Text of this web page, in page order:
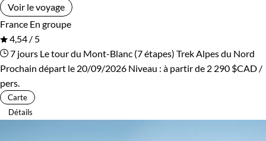
Voir le voyage
France En groupe
4,54 / 5
7 jours Le tour du Mont-Blanc (7 étapes) Trek Alpes du Nord
Prochain départ le 20/09/2026 Niveau : à partir de 2 290 $CAD /
pers.
Carte
Détails